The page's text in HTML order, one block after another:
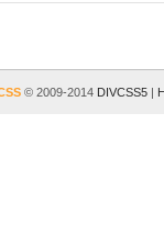
© 2009-2014 DIVCSS5|